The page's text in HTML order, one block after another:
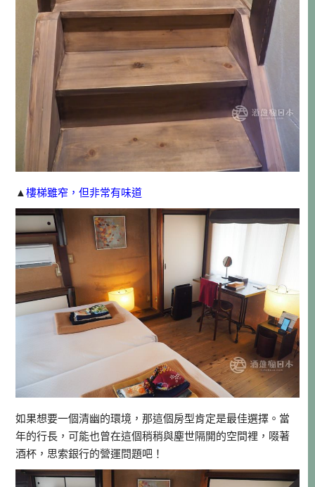
▲樓梯雖窄，但非常有味道
如果想要一個清幽的環境，那這個房型肯定是最佳選擇。當
年的行長，可能也曾在這個稍稍與塵世隔開的空間裡，啜著
酒杯，思索銀行的營運問題吧！